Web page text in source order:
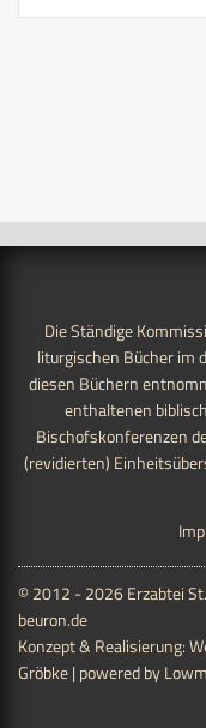
Die Ständige
liturgischen Bücher im
diesen Büchern
enthaltenen
Bischofskonferenzen
(revidierten)
© 2012 - 2026 Erzabtei
beuron.de
Konzept & Realisierung:
Gröbke| powered by